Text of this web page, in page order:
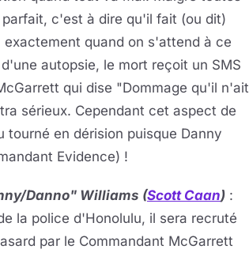
c'est à dire qu'il fait (ou dit)
quand on s'attend à ce
autopsie, le mort reçoit un SMS
qui dise "Dommage qu'il n'ait
sérieux. Cependant cet aspect de
en dérision puisque Danny
Evidence) !
Danno" Williams (Scott Caan) :
la police d'Honolulu, il sera recruté
par le Commandant McGarrett